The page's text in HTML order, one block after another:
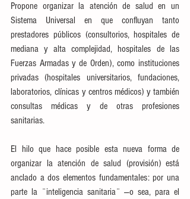
Propone organizar la atención de salud en un
Sistema Universal en que confluyan tanto
prestadores públicos (consultorios, hospitales de
mediana y alta complejidad, hospitales de las
Fuerzas Armadas y de Orden), como instituciones
privadas (hospitales universitarios, fundaciones,
laboratorios, clínicas y centros médicos) y también
consultas médicas y de otras profesiones
sanitarias.
El hilo que hace posible esta nueva forma de
organizar la atención de salud (provisión) está
anclado a dos elementos fundamentales: por una
parte la ¨inteligencia sanitaria¨ —o sea, para el